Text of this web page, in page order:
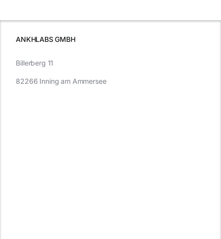
müssen
ANKHLABS GMBH
Billerberg 11
82266 Inning am Ammersee